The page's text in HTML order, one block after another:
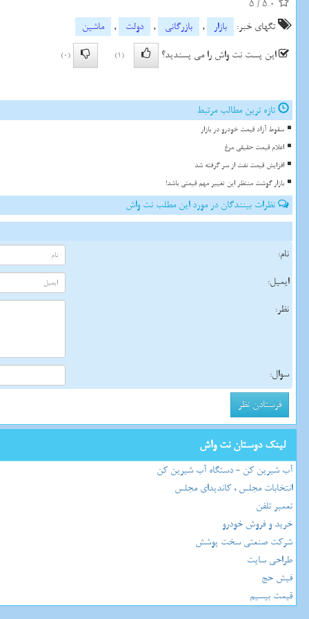
5.0
/
5
تگهای خبر:
بازار , بازرگانی , دولت ,
ماشین
این پست نت واش را می پسندید؟
(1)
(0)
تازه ترین مطالب مرتبط
سقوط آزاد قیمت خودرو در بازار
اعلام قیمت حقیقی مرغ
افزایش قیمت نفت از سر گرفته شد
بازار گوشت منتظر این تغییر مهم قیمتی باشد!
نظرات بینندگان در مورد این مطلب نت واش
نام:
ایمیل:
نظر:
سوال:
لینک دوستان نت واش
آب شیرین کن - دستگاه آب شیرین کن
انتخابات مجلس ، کاندیدای مجلس
تعمیر تلفن
خرید و فروش خودرو
شرکت صنعتی سخت پوشش
طراحی سایت
فیش حج
قیمت بیسیم